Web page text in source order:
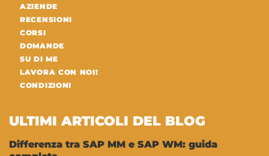
AZIENDE
RECENSIONI
CORSI
DOMANDE
SU DI ME
LAVORA CON NOI!
CONDIZIONI
ULTIMI ARTICOLI DEL BLOG
Differenza tra SAP MM e SAP WM: guida